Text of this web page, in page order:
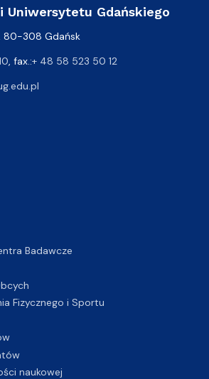
Uniwersytetu Gdańskiego
80-308 Gdańsk
, fax.:+ 48 58 523 50 12
Badawcze
Fizycznego i Sportu
naukowej